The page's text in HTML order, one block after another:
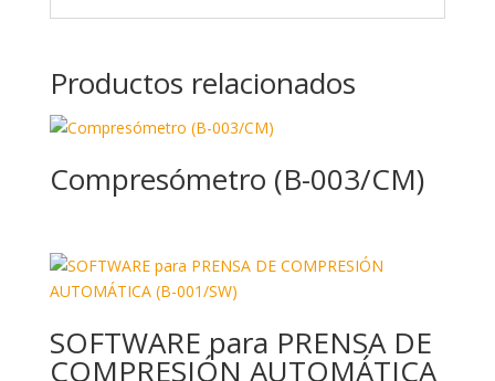
Productos relacionados
Compresómetro (B-003/CM)
SOFTWARE para PRENSA DE
COMPRESIÓN AUTOMÁTICA